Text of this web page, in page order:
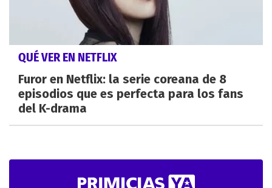
QUÉ VER EN NETFLIX
Furor en Netflix: la serie coreana de 8
episodios que es perfecta para los fans
del K-drama